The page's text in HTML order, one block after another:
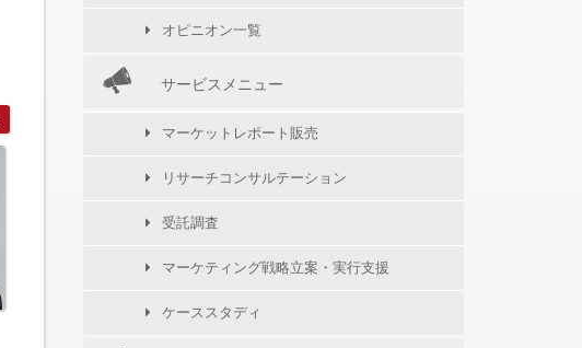
オピニオン一覧
サービスメニュー
マーケットレポート販売
リサーチコンサルテーション
受託調査
マーケティング戦略立案・実行支援
ケーススタディ